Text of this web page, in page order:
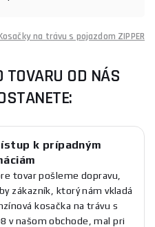
na trávu s pojazdom ZIPPER
TOVARU OD NÁS
k prípadným
tovar pošleme dopravu,
zákazník, ktorý nám vkladá
kosačka na trávu s
v našom obchode, mal pri